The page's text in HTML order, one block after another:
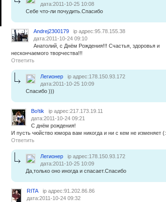
дата:2011-10-25 10:08
Себе что-ли почудить.Спасибо
Andrej2300179
ip адрес:95.78.155.38
дата:2011-10-24 09:10
Анатолий, с Днём Рождения!!! Счастья, здоровья и
нескончаемого творчества!!!
Ответить
Легионер
ip адрес:178.150.93.172
дата:2011-10-25 10:09
Спасибо )))
Bo!tik
ip адрес:217.173.19.11
дата:2011-10-24 09:21
С днём рождения!
И пусть чюйство юмора вам никогда и ни с кем не изменяет (:
Ответить
Легионер
ip адрес:178.150.93.172
дата:2011-10-25 10:09
Да,только оно иногда и спасает.Спасибо
RITA
ip адрес:91.202.86.86
дата:2011-10-24 09:32